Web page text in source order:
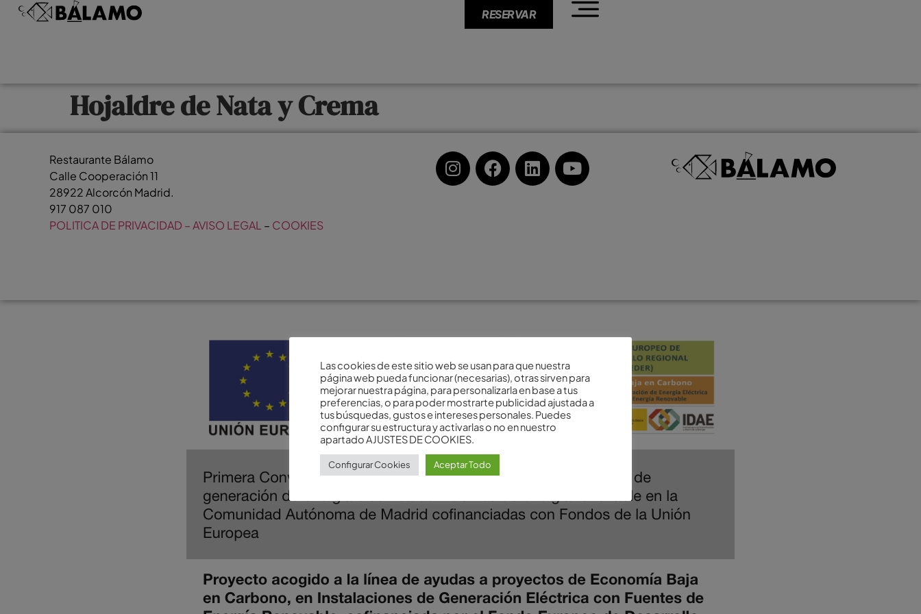
RESERVAR
Hojaldre de Nata y Crema
Restaurante Bálamo
Calle Cooperación 11
28922 Alcorcón Madrid.
917 087 010
POLITICA DE PRIVACIDAD – AVISO LEGAL – COOKIES
Las cookies de este sitio web se usan para que nuestra
página web pueda funcionar (necesarias), otras sirven para
mejorar nuestra página, para personalizarla en base a tus
preferencias, o para poder mostrarte publicidad ajustada a
tus búsquedas, gustos e intereses personales. Puedes
configurar su estructura y activarlas o no en nuestro
apartado AJUSTES DE COOKIES.
Configurar Cookies Aceptar Todo